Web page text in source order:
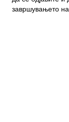
завршувањето